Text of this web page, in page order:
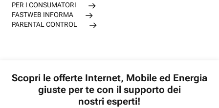
PER I CONSUMATORI
FASTWEB INFORMA
PARENTAL CONTROL
Scopri le offerte Internet, Mobile ed Energia
giuste per te con il supporto dei
nostri esperti!